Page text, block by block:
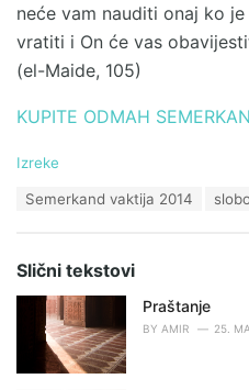
neće vam nauditi onaj ko
vratiti i On će vas
(el-Maide, 105)
KUPITE ODMAH
C
o
r
i
Izreke
:
Semerkand vaktija 2014
Slični tekstovi
Praštanje
BY AMIR 25.